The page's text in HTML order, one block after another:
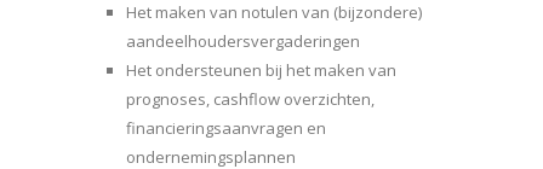
Het maken van notulen van (bijzondere)
aandeelhoudersvergaderingen
Het ondersteunen bij het maken van
prognoses, cashflow overzichten,
financieringsaanvragen en
ondernemingsplannen